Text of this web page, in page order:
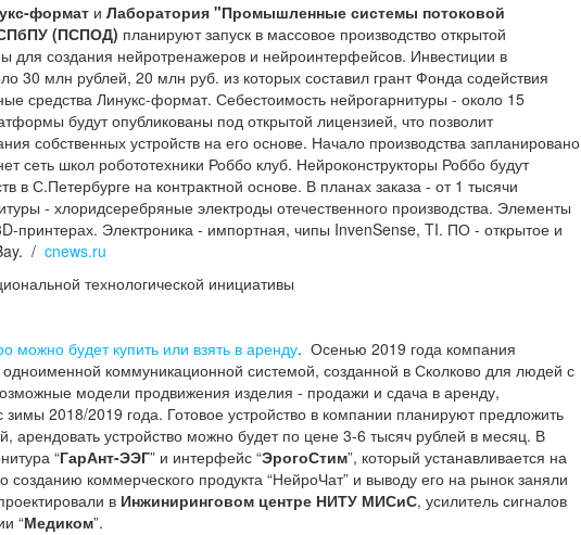
формат и Лаборатория "Промышленные системы потоковой
(ПСПОД) планируют запуск в массовое производство открытой
создания нейротренажеров и нейроинтерфейсов. Инвестиции в
30 млн рублей, 20 млн руб. из которых составил грант Фонда содействия
средства Линукс-формат. Себестоимость нейрогарнитуры - около 15
будут опубликованы под открытой лицензией, что позволит
собственных устройств на его основе. Начало производства запланировано
сеть школ робототехники Роббо клуб. Нейроконструкторы Роббо будут
в С.Петербурге на контрактной основе. В планах заказа - от 1 тысячи
- хлоридсеребряные электроды отечественного производства. Элементы
принтерах. Электроника - импортная, чипы InvenSense, TI. ПО - открытое и
/ cnews.ru
технологической инициативы
можно будет купить или взять в аренду. Осенью 2019 года компания
коммуникационной системой, созданной в Сколково для людей с
модели продвижения изделия - продажи и сдача в аренду,
2018/2019 года. Готовое устройство в компании планируют предложить
арендовать устройство можно будет по цене 3-6 тысяч рублей в месяц. В
“ГарАнт-ЭЭГ” и интерфейс “ЭрогоСтим”, который устанавливается на
коммерческого продукта “НейроЧат” и выводу его на рынок заняли
в Инжиниринговом центре НИТУ МИСиС, усилитель сигналов
“Медиком”.